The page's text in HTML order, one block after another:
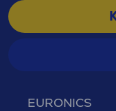
EURONICS